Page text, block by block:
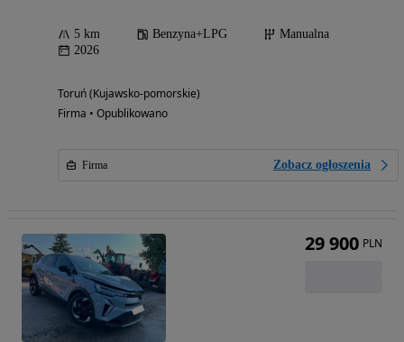
5 km Benzyna+LPG
Manualna
2026
Toruń (Kujawsko-pomorskie)
Firma • Opublikowano
Firma Zobacz ogłoszenia
29 900 PLN